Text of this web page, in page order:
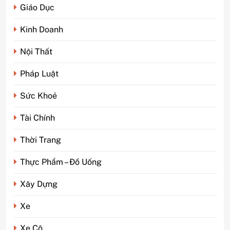
Giáo Dục
Kinh Doanh
Nội Thất
Pháp Luật
Sức Khoẻ
Tài Chính
Thời Trang
Thực Phẩm – Đồ Uống
Xây Dựng
Xe
5